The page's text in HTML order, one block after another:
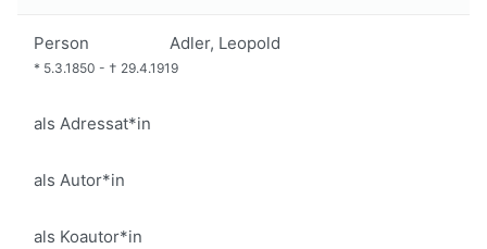
Person Adler, Leopold
* 5.3.1850 - † 29.4.1919
als Adressat*in
als Autor*in
als Koautor*in